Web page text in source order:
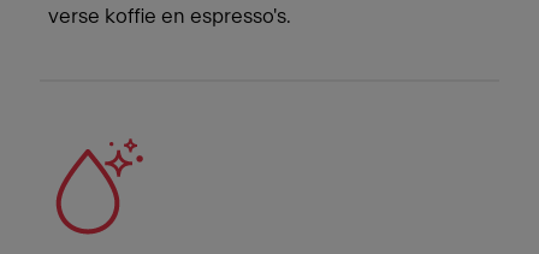
verse koffie en espresso's.